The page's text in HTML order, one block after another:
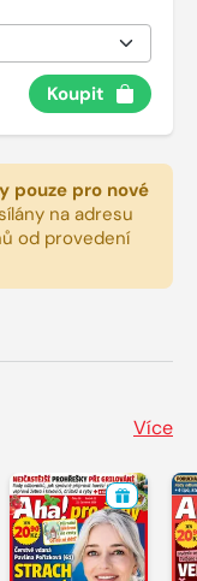
Koupit
pouze pro nové
na adresu
od provedení
Více